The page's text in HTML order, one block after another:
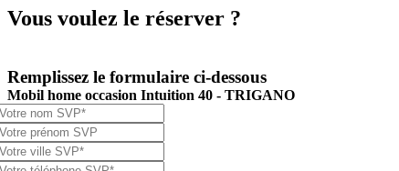
Vous voulez le réserver ?
Remplissez le formulaire ci-dessous
Mobil home occasion Intuition 40 - TRIGANO